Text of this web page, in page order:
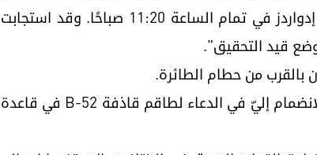
الجو الأمريكي بعد وقت قصير من إقلاعها من مطار إدواردز في تمام الساعة 11:20 صباحًا. وقد استجابت
قيد التحقيق".
من حطام الطائرة.
وكتب النائب فينس فونغ على موقع X: "أرجو منكم الانضمام إليّ في الدعاء لطاقم قاذفة B-52 في قاعدة